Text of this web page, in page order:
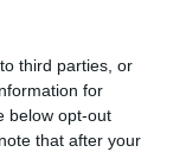
third parties, or
for
below opt-out
that after your
τους